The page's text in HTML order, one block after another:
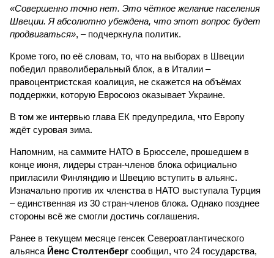
«Совершенно точно нет. Это чёткое желание населения
Швеции. Я абсолютно убеждена, что этот вопрос будет
продвигаться», – подчеркнула политик.
Кроме того, по её словам, то, что на выборах в Швеции
победил праволиберальный блок, а в Италии –
правоцентристская коалиция, не скажется на объёмах
поддержки, которую Евросоюз оказывает Украине.
В том же интервью глава ЕК предупредила, что Европу
ждёт суровая зима.
Напомним, на саммите НАТО в Брюсселе, прошедшем в
конце июня, лидеры стран-членов блока официально
пригласили Финляндию и Швецию вступить в альянс.
Изначально против их членства в НАТО выступала Турция
– единственная из 30 стран-членов блока. Однако позднее
стороны всё же смогли достичь соглашения.
Ранее в текущем месяце генсек Североатлантического
альянса Йенс Столтенберг сообщил, что 24 государства,